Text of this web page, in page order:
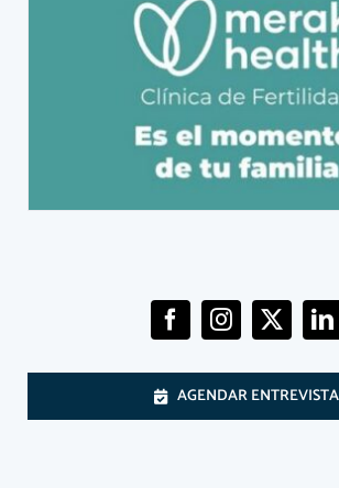
AGENDAR ENTREVISTA